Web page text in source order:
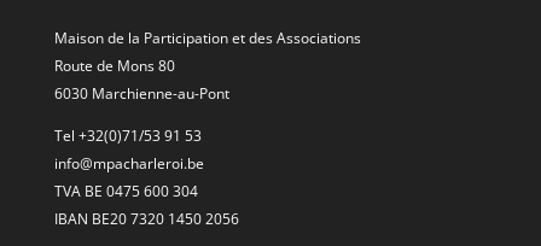
Maison de la Participation et des Associations
Route de Mons 80
6030 Marchienne-au-Pont
Tel +32(0)71/53 91 53
info@mpacharleroi.be
TVA BE 0475 600 304
IBAN BE20 7320 1450 2056